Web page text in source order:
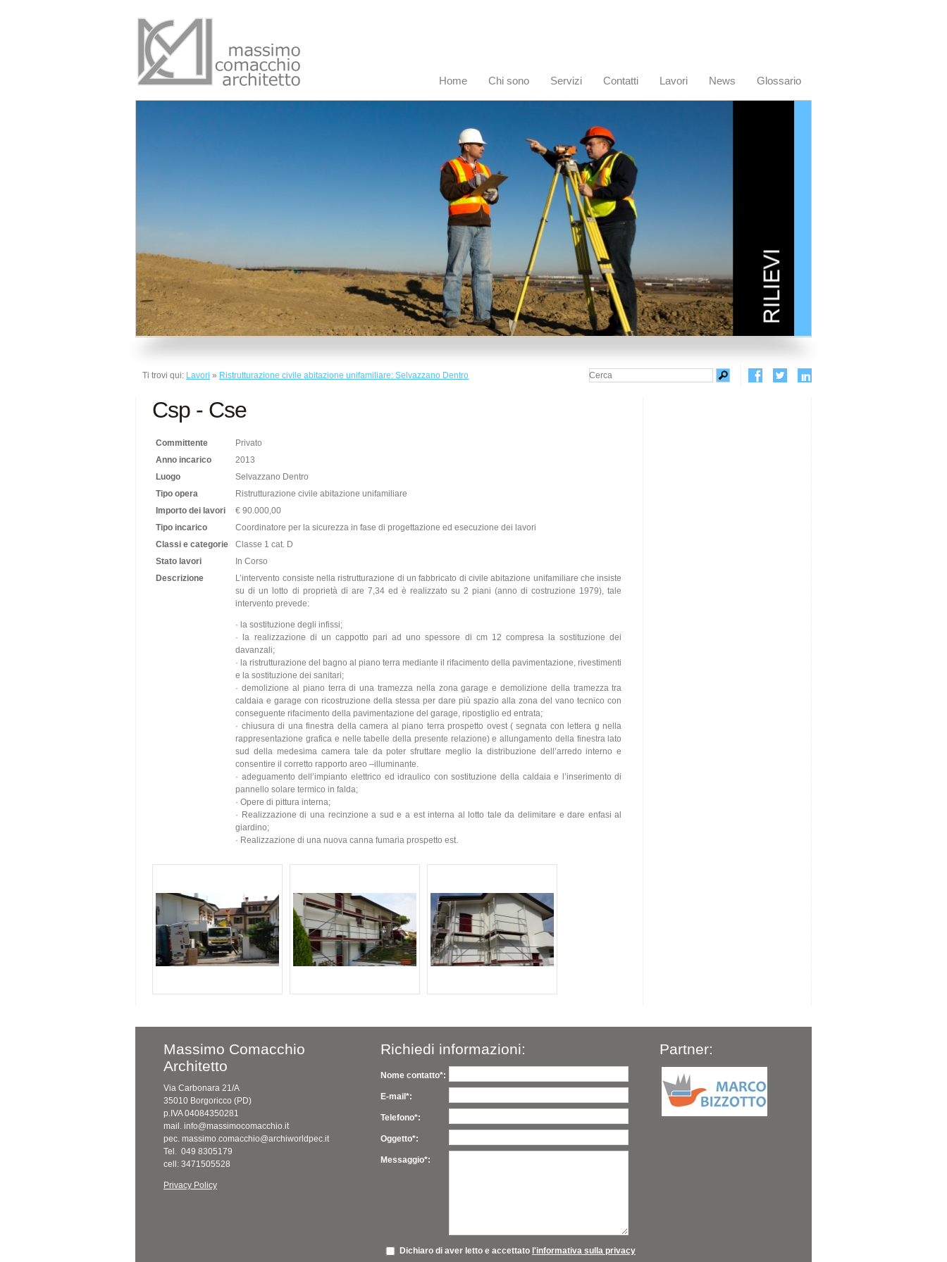
Home Chi sono Servizi Contatti Lavori News Glossario
Ti trovi qui: Lavori » Ristrutturazione civile abitazione unifamiliare: Selvazzano Dentro
Csp - Cse
Committente
Privato
Anno incarico
2013
Luogo
Selvazzano Dentro
Tipo opera
Ristrutturazione civile abitazione unifamiliare
Importo dei lavori
€ 90.000,00
Tipo incarico
Coordinatore per la sicurezza in fase di progettazione ed esecuzione dei lavori
Classi e categorie
Classe 1 cat. D
Stato lavori
In Corso
Descrizione
L’intervento consiste nella ristrutturazione di un fabbricato di civile abitazione unifamiliare che insiste
su di un lotto di proprietà di are 7,34 ed è realizzato su 2 piani (anno di costruzione 1979), tale
intervento prevede:
· la sostituzione degli infissi;
·
la realizzazione di un cappotto pari ad uno spessore di cm 12 compresa la sostituzione dei
davanzali;
· la ristrutturazione del bagno al piano terra mediante il rifacimento della pavimentazione, rivestimenti
e la sostituzione dei sanitari;
· demolizione al piano terra di una tramezza nella zona garage e demolizione della tramezza tra
caldaia e garage con ricostruzione della stessa per dare più spazio alla zona del vano tecnico con
conseguente rifacimento della pavimentazione del garage, ripostiglio ed entrata;
· chiusura di una finestra della camera al piano terra prospetto ovest ( segnata con lettera g nella
rappresentazione grafica e nelle tabelle della presente relazione) e allungamento della finestra lato
sud della medesima camera tale da poter sfruttare meglio la distribuzione dell’arredo interno e
consentire il corretto rapporto areo –illuminante.
· adeguamento dell’impianto elettrico ed idraulico con sostituzione della caldaia e l’inserimento di
pannello solare termico in falda;
· Opere di pittura interna;
· Realizzazione di una recinzione a sud e a est interna al lotto tale da delimitare e dare enfasi al
giardino;
· Realizzazione di una nuova canna fumaria prospetto est.
Massimo Comacchio
Architetto
Via Carbonara 21/A
35010 Borgoricco (PD)
p.IVA 04084350281
mail. info@massimocomacchio.it
pec. massimo.comacchio@archiworldpec.it
Tel. 049 8305179
cell: 3471505528
Privacy Policy
Richiedi informazioni:
Nome contatto*:
E-mail*:
Telefono*:
Oggetto*:
Messaggio*:
Dichiaro di aver letto e accettato l'informativa sulla privacy
Partner: